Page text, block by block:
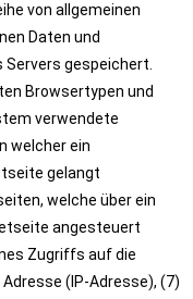
von allgemeinen
Daten und
Servers gespeichert.
Browsertypen und
verwendete
welcher ein
gelangt
welche über ein
angesteuert
Zugriffs auf die
(IP-Adresse), (7)